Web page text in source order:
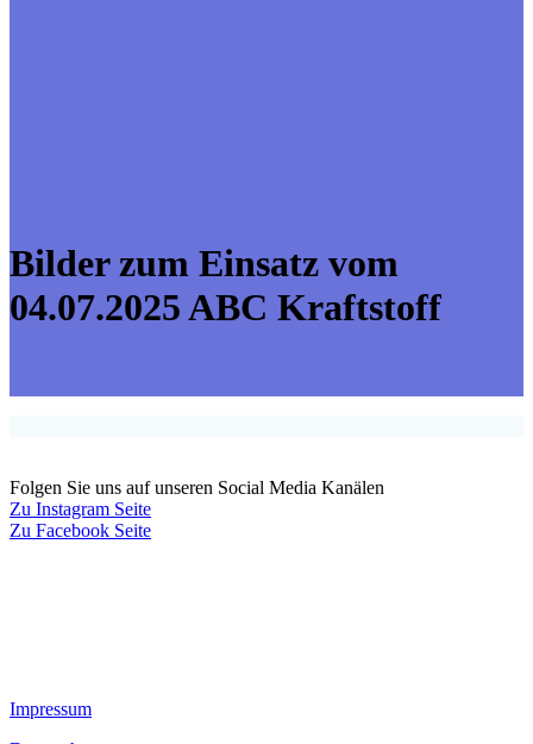
Bilder zum Einsatz vom
04.07.2025 ABC Kraftstoff
Folgen Sie uns auf unseren Social Media Kanälen
Zu Instagram Seite
Zu Facebook Seite
Impressum